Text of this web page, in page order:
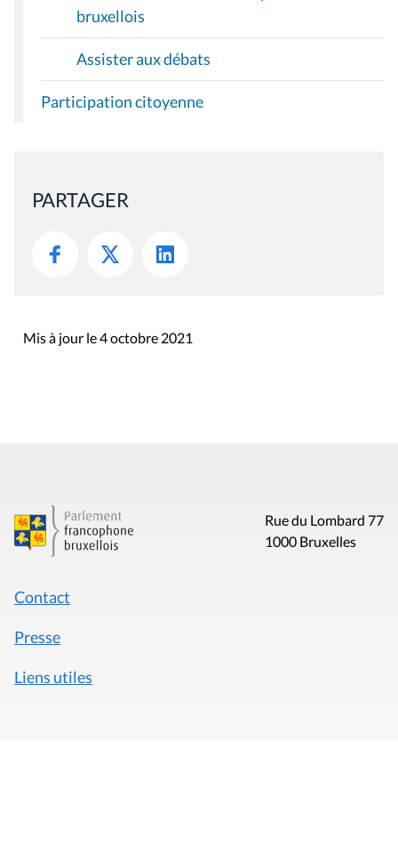
bruxellois
Assister aux débats
Participation citoyenne
PARTAGER
Mis à jour le 4 octobre 2021
Rue du Lombard 77
1000 Bruxelles
Contact
Presse
Liens utiles